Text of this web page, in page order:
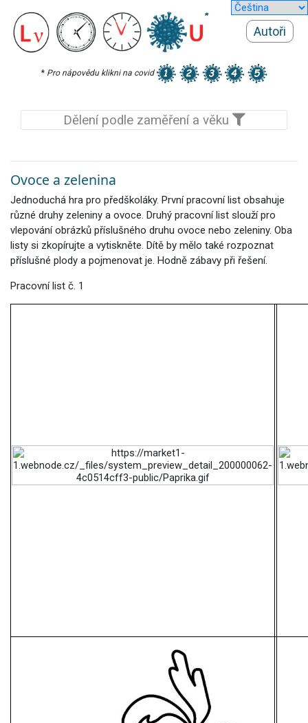
Autoři
* Pro nápovědu klikni na covid
Dělení podle zaměření a věku
Ovoce a zelenina
Jednoduchá hra pro předškoláky. První pracovní list obsahuje
různé druhy zeleniny a ovoce. Druhý pracovní list slouží pro
vlepování obrázků příslušného druhu ovoce nebo zeleniny. Oba
listy si zkopírujte a vytiskněte. Dítě by mělo také rozpoznat
příslušné plody a pojmenovat je. Hodně zábavy při řešení.
Pracovní list č. 1